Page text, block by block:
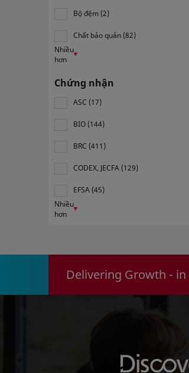
Bộ đệm (2)
Chất bảo quản (82)
Nhiều
hơn
Chứng nhận
ASC (17)
BIO (144)
BRC (411)
CODEX, JECFA (129)
EFSA (45)
Nhiều
hơn
Delivering Growth - in